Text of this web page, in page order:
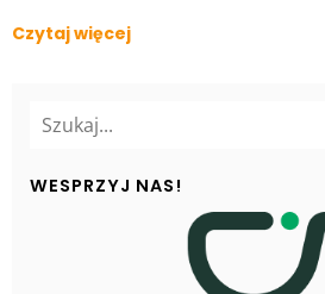
Czytaj więcej
WESPRZYJ NAS!